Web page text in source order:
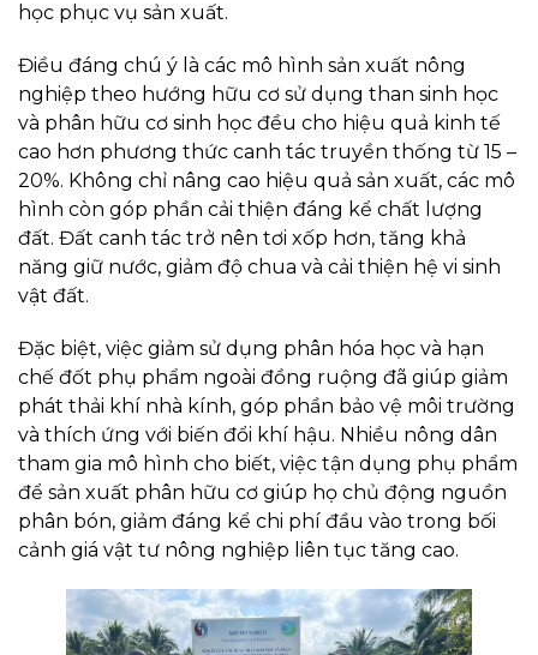
học phục vụ sản xuất.
Điều đáng chú ý là các mô hình sản xuất nông
nghiệp theo hướng hữu cơ sử dụng than sinh học
và phân hữu cơ sinh học đều cho hiệu quả kinh tế
cao hơn phương thức canh tác truyền thống từ 15 –
20%. Không chỉ nâng cao hiệu quả sản xuất, các mô
hình còn góp phần cải thiện đáng kể chất lượng
đất. Đất canh tác trở nên tơi xốp hơn, tăng khả
năng giữ nước, giảm độ chua và cải thiện hệ vi sinh
vật đất.
Đặc biệt, việc giảm sử dụng phân hóa học và hạn
chế đốt phụ phẩm ngoài đồng ruộng đã giúp giảm
phát thải khí nhà kính, góp phần bảo vệ môi trường
và thích ứng với biến đổi khí hậu. Nhiều nông dân
tham gia mô hình cho biết, việc tận dụng phụ phẩm
để sản xuất phân hữu cơ giúp họ chủ động nguồn
phân bón, giảm đáng kể chi phí đầu vào trong bối
cảnh giá vật tư nông nghiệp liên tục tăng cao.